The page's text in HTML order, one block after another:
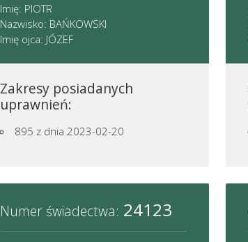
Imię: PIOTR
Nazwisko: BAŃKOWSKI
Imię ojca: JÓZEF
Zakresy posiadanych
uprawnień:
895 z dnia 2023-02-20
Numer świadectwa: 24123